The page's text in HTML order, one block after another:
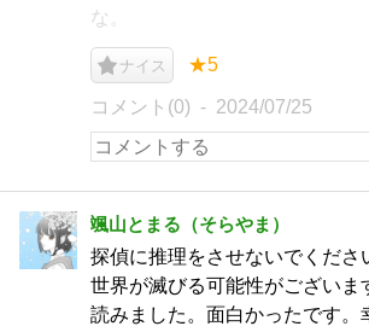
な。
ナイス ★5
コメント(0) 2024/07/25
颯山とまる（そらやま）
探偵に推理をさせないでくださ
世界が滅びる可能性がございま
読みました。面白かったです。